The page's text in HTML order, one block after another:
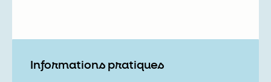
Informations pratiques